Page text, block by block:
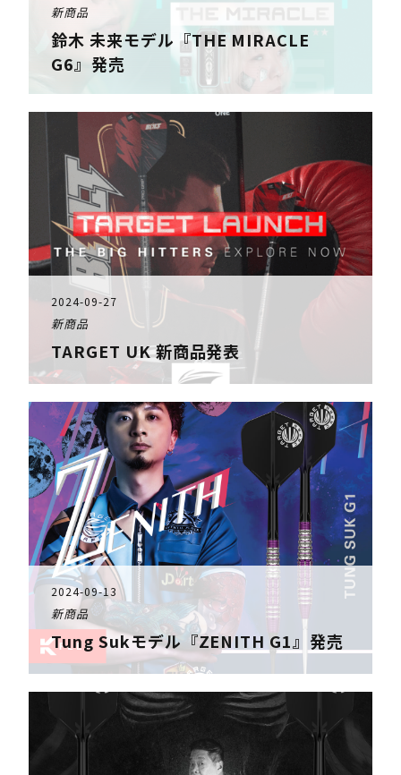
新商品
鈴木 未来モデル『THE MIRACLE
G6』発売
2024-09-27
新商品
TARGET UK 新商品発表
2024-09-13
新商品
Tung Sukモデル『ZENITH G1』発売